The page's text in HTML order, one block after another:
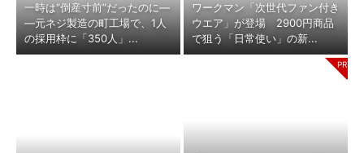
一時は“倒産寸前”だったのに―
―元ネジ製造の町工場で、1人
の採用枠に「350人」...
ワークマン「次世代ファン付き
ウエア」が登場 2900円商品
で狙う「日常使い」の新...